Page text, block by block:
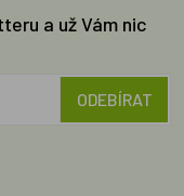
a už Vám nic
ODEBÍRAT